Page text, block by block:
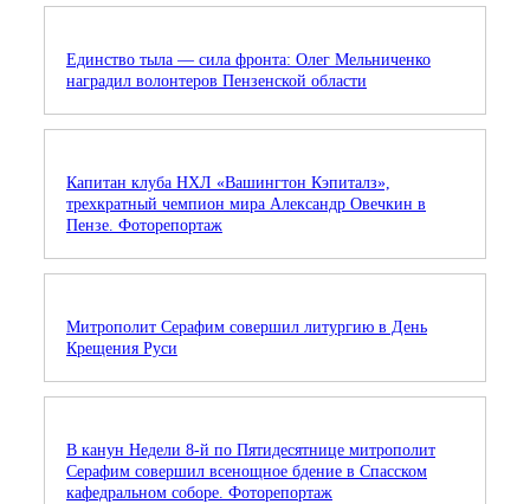
Единство тыла — сила фронта: Олег Мельниченко
наградил волонтеров Пензенской области
Капитан клуба НХЛ «Вашингтон Кэпиталз»,
трехкратный чемпион мира Александр Овечкин в
Пензе. Фоторепортаж
Митрополит Серафим совершил литургию в День
Крещения Руси
В канун Недели 8-й по Пятидесятнице митрополит
Серафим совершил всенощное бдение в Спасском
кафедральном соборе. Фоторепортаж